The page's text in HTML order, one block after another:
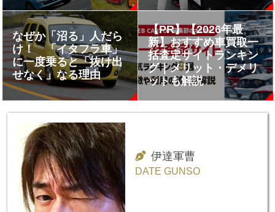
なぜか「沼る」人だら
け！ 「イタフラ車」
に一度乗ると「抜け出
せなく」なる理由
【PR】【2026年最
新】おすすめ車買取一
括査定サイトランキン
グ｜メリット・デメリ
ットも解説
伊達軍曹
DATE GUNSO